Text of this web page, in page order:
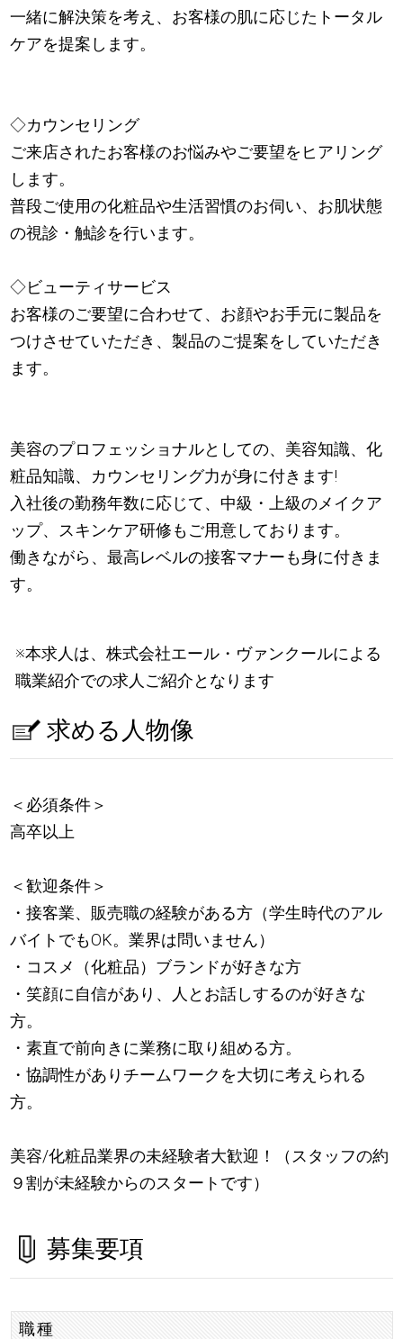
一緒に解決策を考え、お客様の肌に応じたトータル
ケアを提案します。
◇カウンセリング
ご来店されたお客様のお悩みやご要望をヒアリング
します。
普段ご使用の化粧品や生活習慣のお伺い、お肌状態
の視診・触診を行います。
◇ビューティサービス
お客様のご要望に合わせて、お顔やお手元に製品を
つけさせていただき、製品のご提案をしていただき
ます。
美容のプロフェッショナルとしての、美容知識、化
粧品知識、カウンセリング力が身に付きます!
入社後の勤務年数に応じて、中級・上級のメイクア
ップ、スキンケア研修もご用意しております。
働きながら、最高レベルの接客マナーも身に付きま
す。
※本求人は、株式会社エール・ヴァンクールによる
職業紹介での求人ご紹介となります
求める人物像
＜必須条件＞
高卒以上
＜歓迎条件＞
・接客業、販売職の経験がある方（学生時代のアル
バイトでもOK。業界は問いません）
・コスメ（化粧品）ブランドが好きな方
・笑顔に自信があり、人とお話しするのが好きな
方。
・素直で前向きに業務に取り組める方。
・協調性がありチームワークを大切に考えられる
方。
美容/化粧品業界の未経験者大歓迎！（スタッフの約
９割が未経験からのスタートです）
募集要項
職種